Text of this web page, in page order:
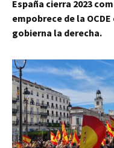
España cierra 2023
empobrece de la
gobierna la derecha.